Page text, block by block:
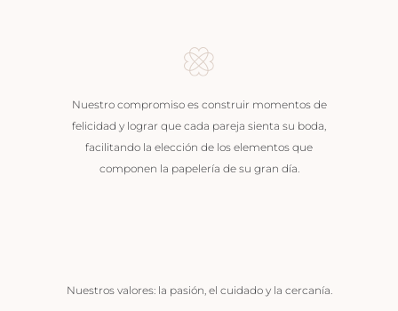
Nuestro compromiso es construir momentos de
felicidad y lograr que cada pareja sienta su boda,
facilitando la elección de los elementos que
componen la papelería de su gran día.
Nuestros valores: la pasión, el cuidado y la cercanía.